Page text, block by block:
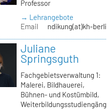
Professor
→ Lehrangebote
Email
ndikung(at)kh-
Juliane
Springsguth
Fachgebietsverwaltung 1:
Malerei, Bildhauerei,
Bühnen- und Kostümbild,
Weiterbildungsstudiengänge